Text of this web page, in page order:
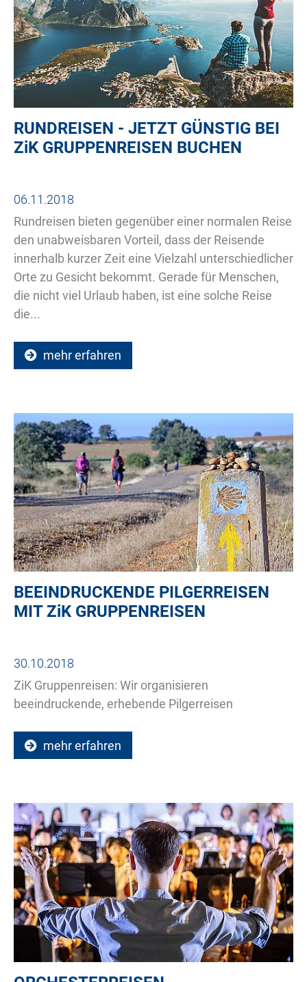
RUNDREISEN - JETZT GÜNSTIG BEI
ZiKGRUPPENREISEN BUCHEN
06.11.2018
Rundreisen bieten gegenüber einer normalen Reise
den unabweisbaren Vorteil, dass der Reisende
innerhalb kurzer Zeit eine Vielzahl unterschiedlicher
Orte zu Gesicht bekommt. Gerade für Menschen,
die nicht viel Urlaub haben, ist eine solche Reise
die...
mehr erfahren
BEEINDRUCKENDE PILGERREISEN
MITZiKGRUPPENREISEN
30.10.2018
ZiK Gruppenreisen: Wir organisieren
beeindruckende, erhebende Pilgerreisen
mehr erfahren